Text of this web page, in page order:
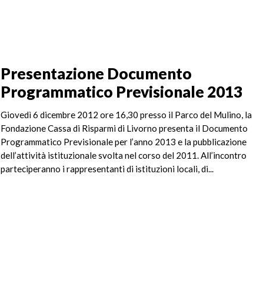
Presentazione Documento
Programmatico Previsionale 2013
Giovedì 6 dicembre 2012 ore 16,30 presso il Parco del Mulino, la
Fondazione Cassa di Risparmi di Livorno presenta il Documento
Programmatico Previsionale per l’anno 2013 e la pubblicazione
dell’attività istituzionale svolta nel corso del 2011. All’incontro
parteciperanno i rappresentanti di istituzioni locali, di...